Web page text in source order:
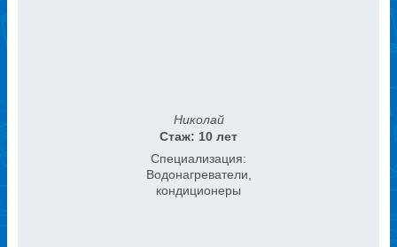
Николай
Стаж: 10 лет
Специализация:
Водонагреватели,
кондиционеры